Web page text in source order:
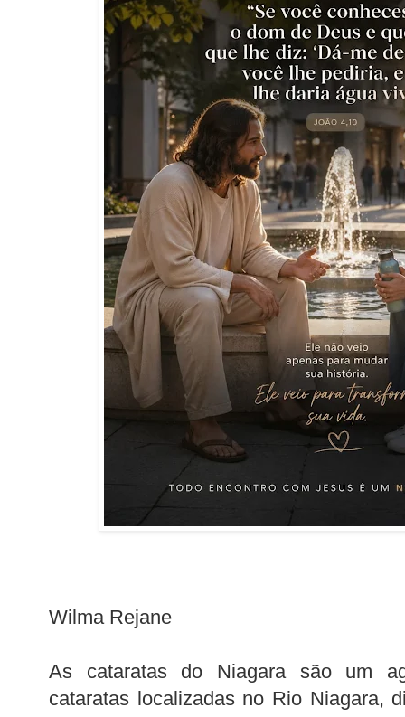
Wilma Rejane
As cataratas do Niagara são um
cataratas localizadas no Rio Niagara,